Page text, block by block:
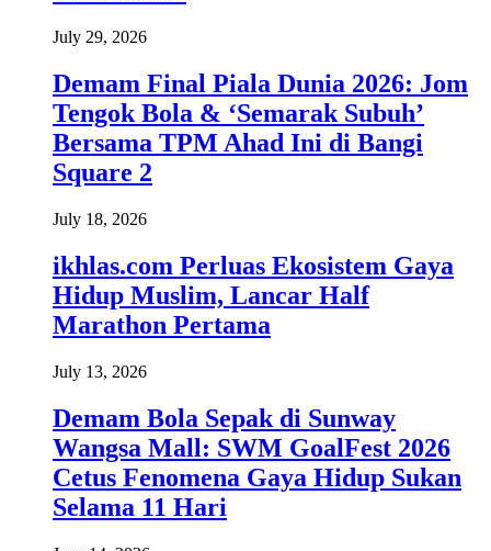
July 29, 2026
Demam Final Piala Dunia 2026: Jom
Tengok Bola & ‘Semarak Subuh’
Bersama TPM Ahad Ini di Bangi
Square 2
July 18, 2026
ikhlas.com Perluas Ekosistem Gaya
Hidup Muslim, Lancar Half
Marathon Pertama
July 13, 2026
Demam Bola Sepak di Sunway
Wangsa Mall: SWM GoalFest 2026
Cetus Fenomena Gaya Hidup Sukan
Selama 11 Hari